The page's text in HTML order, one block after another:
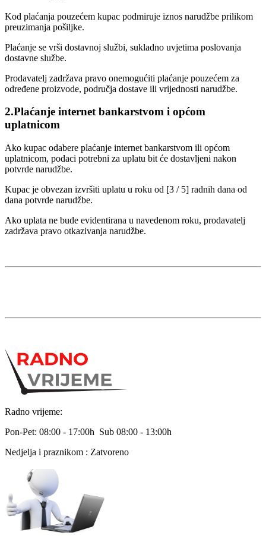
Kod plaćanja pouzećem kupac podmiruje iznos narudžbe prilikom
preuzimanja pošiljke.
Plaćanje se vrši dostavnoj službi, sukladno uvjetima poslovanja
dostavne službe.
Prodavatelj zadržava pravo onemogućiti plaćanje pouzećem za
određene proizvode, područja dostave ili vrijednosti narudžbe.
2.Plaćanje internet bankarstvom i općom
uplatnicom
Ako kupac odabere plaćanje internet bankarstvom ili općom
uplatnicom, podaci potrebni za uplatu bit će dostavljeni nakon
potvrde narudžbe.
Kupac je obvezan izvršiti uplatu u roku od [3 / 5] radnih dana od
dana potvrde narudžbe.
Ako uplata ne bude evidentirana u navedenom roku, prodavatelj
zadržava pravo otkazivanja narudžbe.
Radno vrijeme:
Pon-Pet: 08:00 - 17:00h Sub 08:00 - 13:00h
Nedjelja i praznikom : Zatvoreno